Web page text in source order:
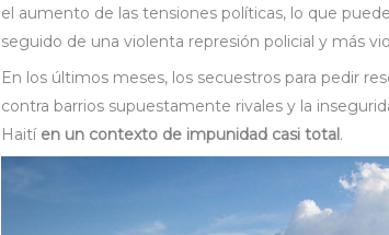
el aumento de las tensiones políticas, lo que
seguido de una violenta represión policial y más
En los últimos meses, los secuestros para pedir
contra barrios supuestamente rivales y la
Haití en un contexto de impunidad casi total.